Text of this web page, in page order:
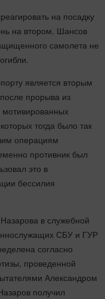
на посадку
на втором. Шансов
самолета не
является вторым
прорыва из
тогда было так
операциям
противник был
это в
бессилия
в служебной
СБУ и ГУР
согласно
проведенной
Александром
получил